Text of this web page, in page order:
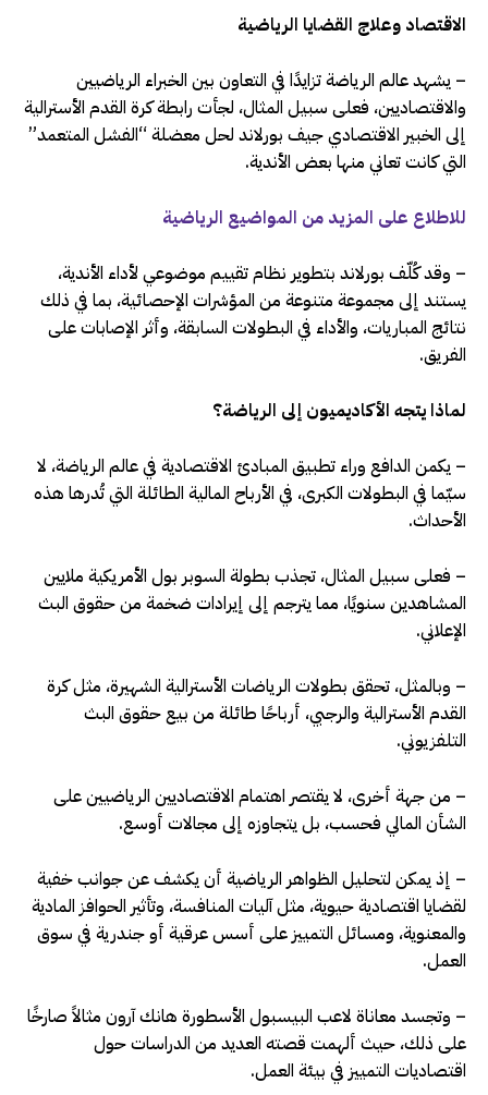
الاقتصاد وعلاج القضايا الرياضية
– يشهد عالم الرياضة تزايدًا في التعاون بين الخبراء الرياضيين
والاقتصاديين، فعلى سبيل المثال، لجأت رابطة كرة القدم الأسترالية
إلى الخبير الاقتصادي جيف بورلاند لحل معضلة “الفشل المتعمد”
التي كانت تعاني منها بعض الأندية.
للاطلاع على المزيد من المواضيع الرياضية
– وقد كُلّف بورلاند بتطوير نظام تقييم موضوعي لأداء الأندية،
يستند إلى مجموعة متنوعة من المؤشرات الإحصائية، بما في ذلك
نتائج المباريات، والأداء في البطولات السابقة، وأثر الإصابات على
الفريق.
لماذا يتجه الأكاديميون إلى الرياضة؟
– يكمن الدافع وراء تطبيق المبادئ الاقتصادية في عالم الرياضة، لا
سيّما في البطولات الكبرى، في الأرباح المالية الطائلة التي تُدرها هذه
الأحداث.
– فعلى سبيل المثال، تجذب بطولة السوبر بول الأمريكية ملايين
المشاهدين سنويًا، مما يترجم إلى إيرادات ضخمة من حقوق البث
الإعلاني.
– وبالمثل، تحقق بطولات الرياضات الأسترالية الشهيرة، مثل كرة
القدم الأسترالية والرجبي، أرباحًا طائلة من بيع حقوق البث
التلفزيوني.
– من جهة أخرى، لا يقتصر اهتمام الاقتصاديين الرياضيين على
الشأن المالي فحسب، بل يتجاوزه إلى مجالات أوسع.
– إذ يمكن لتحليل الظواهر الرياضية أن يكشف عن جوانب خفية
لقضايا اقتصادية حيوية، مثل آليات المنافسة، وتأثير الحوافز المادية
والمعنوية، ومسائل التمييز على أسس عرقية أو جندرية في سوق
العمل.
– وتجسد معاناة لاعب البيسبول الأسطورة هانك آرون مثالاً صارخًا
على ذلك، حيث ألهمت قصته العديد من الدراسات حول
اقتصاديات التمييز في بيئة العمل.